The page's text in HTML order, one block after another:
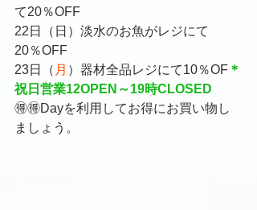
て20％OFF
22日（日）淡水のお魚がレジにて
20％OFF
23日（ 月 ）器材全品レジにて10％OF ＊
祝日営業12OPEN～19時CLOSED
🉐🉐Dayを利用してお得にお買い物し
ましょう。